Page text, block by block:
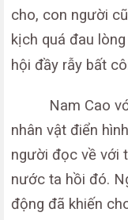
cho, con người
kịch quá đau
hội đầy rẫy bất
Nam Cao
nhân vật điển
người đọc về với
nước ta hồi đó.
động đã khiến